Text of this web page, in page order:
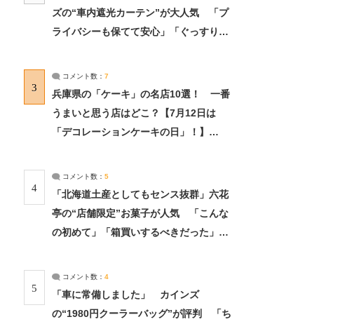
ズの“車内遮光カーテン”が大人気 「プ
ライバシーも保てて安心」「ぐっすり眠
3
コメント数： 7
兵庫県の「ケーキ」の名店10選！ 一番
うまいと思う店はどこ？【7月12日は
「デコレーションケーキの日」！】
4
コメント数： 5
「北海道土産としてもセンス抜群」六花
亭の“店舗限定”お菓子が人気 「こんな
の初めて」「箱買いするべきだった」
5
コメント数： 4
「車に常備しました」 カインズ
の“1980円クーラーバッグ”が評判 「ち